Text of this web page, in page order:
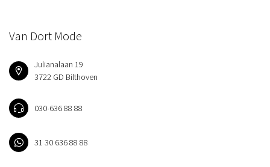
Van Dort Mode
Julianalaan 19
3722 GD Bilthoven
030-636 88 88
31 30 636 88 88